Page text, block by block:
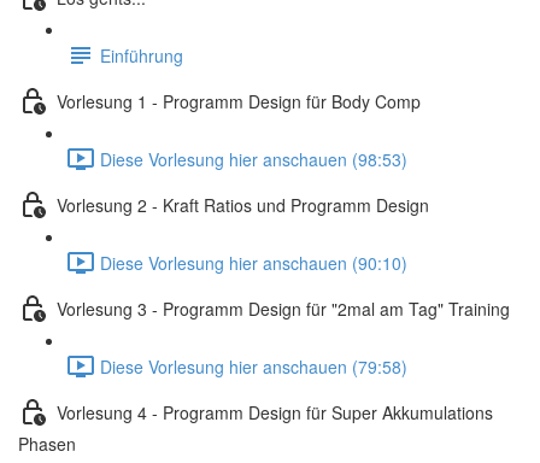
Einführung
Vorlesung 1 - Programm Design für Body Comp
Diese Vorlesung hier anschauen (98:53)
Vorlesung 2 - Kraft Ratios und Programm Design
Diese Vorlesung hier anschauen (90:10)
Vorlesung 3 - Programm Design für "2mal am Tag" Training
Diese Vorlesung hier anschauen (79:58)
Vorlesung 4 - Programm Design für Super Akkumulations
Phasen